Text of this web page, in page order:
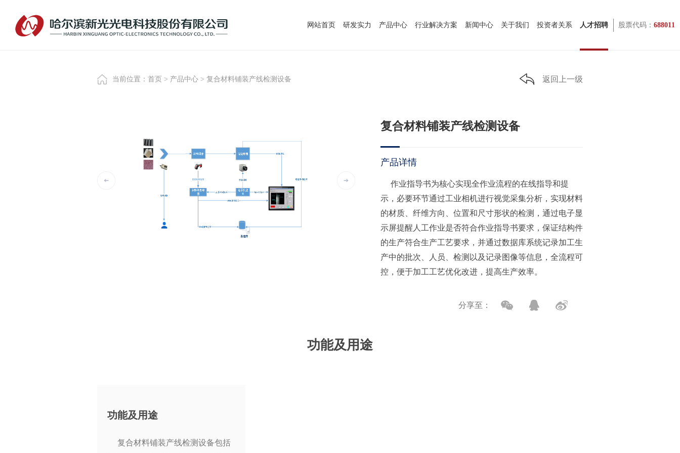
股票代码： 688011
网站首页 研发实力 产品中心 行业解决方案 新闻中心 关于我们 投资者关系 人才招聘
当前位置： 首页 > 产品中心 > 复合材料铺装产线检测设备 返回上一级
复合材料铺装产线检测设备
产品详情
作业指导书为核心实现全作业流程的在线指导和提
示，必要环节通过工业相机进行视觉采集分析，实现材料
的材质、纤维方向、位置和尺寸形状的检测，通过电子显
示屏提醒人工作业是否符合作业指导书要求，保证结构件
的生产符合生产工艺要求，并通过数据库系统记录加工生
产中的批次、人员、检测以及记录图像等信息，全流程可
控，便于加工工艺优化改进，提高生产效率。
分享至：
功能及用途
功能及用途
复合材料铺装产线检测设备包括